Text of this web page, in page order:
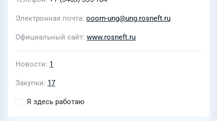
Электронная почта ooorn-ung@ung.rosneft.ru
Официальный сайт www.rosneft.ru
Новости 1
Закупки 17
Я здесь работаю